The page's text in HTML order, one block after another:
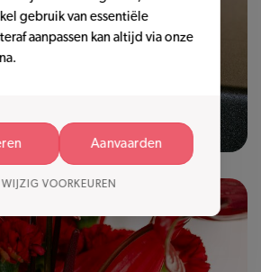
gebruik van essentiële
aanpassen kan altijd via onze
Aanvaarden
WIJZIG VOORKEUREN